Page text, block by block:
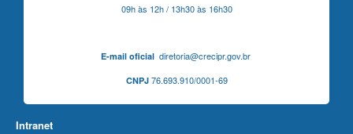
09h às 12h / 13h30 às 16h30
E-mail oficialdiretoria@crecipr.gov.br
CNPJ76.693.910/0001-69
Intranet